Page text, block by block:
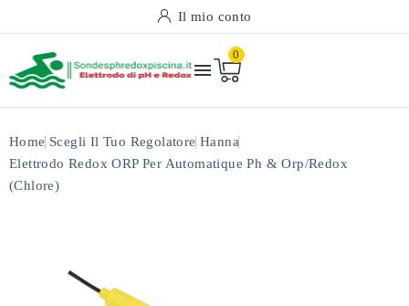
Il mio conto

0
Home Scegli Il Tuo Regolatore Hanna
Elettrodo Redox ORP Per Automatique Ph & Orp/redox
(chlore)